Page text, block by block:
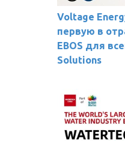
Voltage
первую в
EBOS для
Solutions